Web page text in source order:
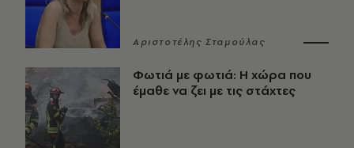
Αριστοτέλης Σταμούλας
Φωτιά με φωτιά: Η χώρα που
έμαθε να ζει με τις στάχτες